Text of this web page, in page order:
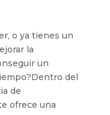
o ya tienes un
la
un
del
de
ofrece una